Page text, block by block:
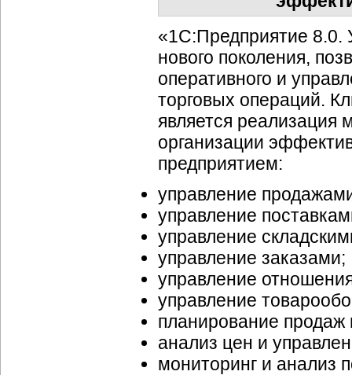
«1С:Предприятие 8.0.
нового поколения,
оперативного и
торговых операций.
является реализация
организации
предприятием:
управление
управление
управление
управление заказами;
управление
управление
планирование продаж
анализ цен и
мониторинг и анализ